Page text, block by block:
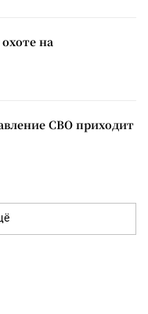
на
СВО приходит